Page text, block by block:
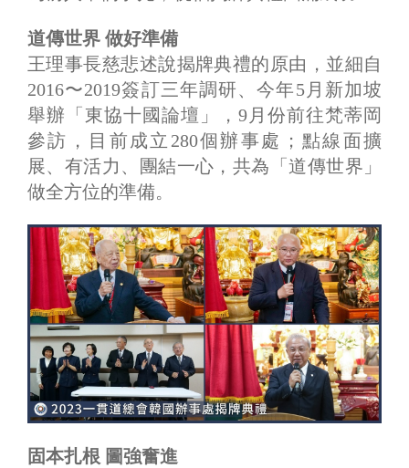
道傳世界 做好準備
王理事長慈悲述說揭牌典禮的原由，並細自
2016〜2019簽訂三年調研、今年5月新加坡
舉辦「東協十國論壇」，9月份前往梵蒂岡
參訪，目前成立280個辦事處；點線面擴
展、有活力、團結一心，共為「道傳世界」
做全方位的準備。
固本扎根 圖強奮進